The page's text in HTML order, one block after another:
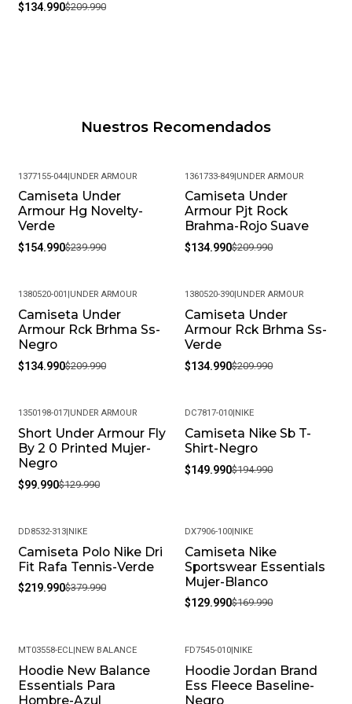
$134.990$209.990
Nuestros Recomendados
-35%
1377155-044|UNDER ARMOUR
Camiseta Under
Armour Hg Novelty-
Verde
$154.990$239.990
-36%
1361733-849|UNDER ARMOUR
Camiseta Under
Armour Pjt Rock
Brahma-Rojo Suave
$134.990$209.990
-36%
1380520-001 UNDER ARMOUR
Camiseta Under
Armour Rck Brhma Ss-
Negro
$134.990$209.990
-36%
1380520-390 UNDER ARMOUR
Camiseta Under
Armour Rck Brhma Ss-
Verde
$134.990$209.990
-23%
1350198-017| UNDER ARMOUR
Short Under Armour Fly
By 2 0 Printed Mujer-
Negro
$99.990$129.990
-23%
DC7817-010 NIKE
Camiseta Nike Sb T-
Shirt-Negro
$149.990$194.990
-42%
DD8532-313| NIKE
Camiseta Polo Nike Dri
Fit Rafa Tennis-Verde
$219.990$379.990
-24%
DX7906-100 NIKE
Camiseta Nike
Sportswear Essentials
Mujer-Blanco
$129.990$169.990
-41%
MT03558-ECL| NEW BALANCE
Hoodie New Balance
Essentials Para
Hombre-Azul
-19%
FD7545-010 NIKE
Hoodie Jordan Brand
Ess Fleece Baseline-
Negro